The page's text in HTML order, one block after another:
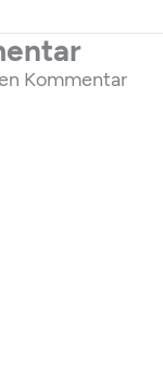
Kommentar